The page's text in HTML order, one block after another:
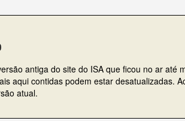
antiga do site do ISA que ficou no ar até
aqui contidas podem estar desatualizadas.
atual.